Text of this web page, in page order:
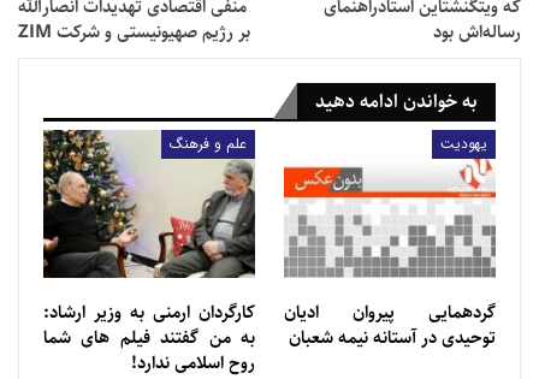
که ویتگنشتاین استادراهنمای
رساله‌اش بود
منفی اقتصادی تهدیدات انصارالله
بر رژیم صهیونیستی و شرکت ZIM
به خواندن ادامه دهید
یهودیت
گردهمایی پیروان ادیان
توحیدی در آستانه نیمه شعبان
علم و فرهنگ
کارگردان ارمنی به وزیر ارشاد:
به من گفتند فیلم های شما
روح اسلامی ندارد!